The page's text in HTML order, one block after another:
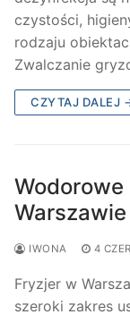
czystości,
rodzaju
Zwalczanie
CZYTAJ DALEJ
Warszawie
IWONA 4
Fryzjer w
szeroki zakres